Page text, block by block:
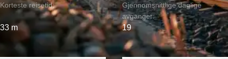
Korteste reisetid:
33 m
Gjennomsnittlige daglige
avganger:
19